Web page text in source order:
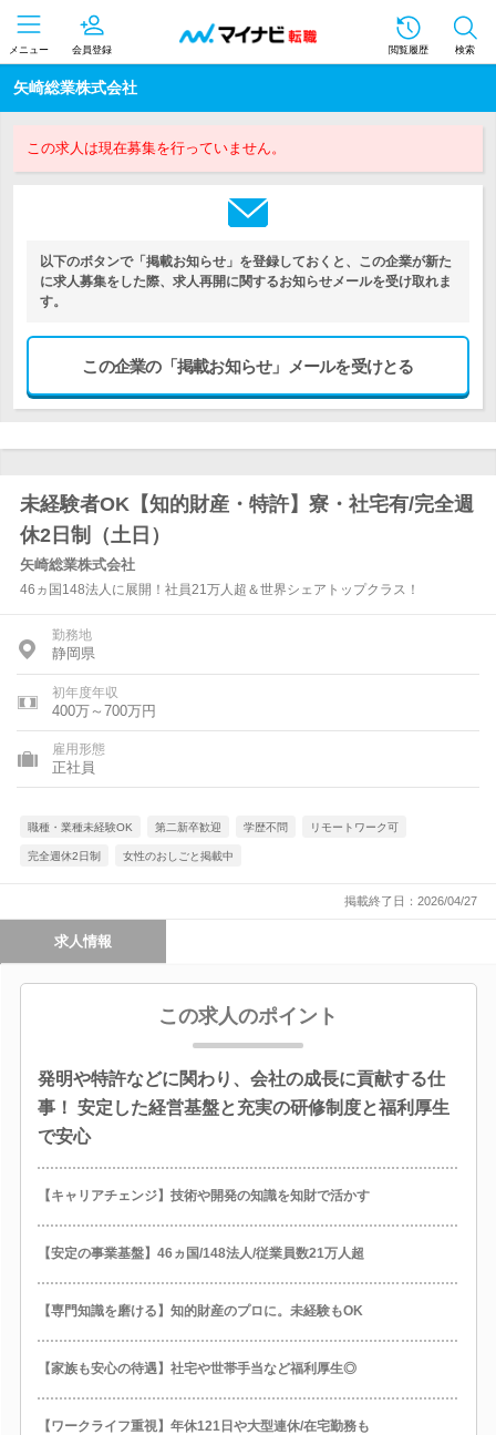
メニュー 会員登録 閲覧履歴 検索
矢崎総業株式会社
この求人は現在募集を行っていません。
以下のボタンで「掲載お知らせ」を登録しておくと、この企業が新た
に求人募集をした際、求人再開に関するお知らせメールを受け取れま
す。
この企業の「掲載お知らせ」メールを受けとる
未経験者OK【知的財産・特許】寮・社宅有/完全週
休2日制（土日）
矢崎総業株式会社
46ヵ国148法人に展開！社員21万人超＆世界シェアトップクラス！
勤務地
静岡県
初年度年収
400万～700万円
雇用形態
正社員
職種・業種未経験OK 第二新卒歓迎 学歴不問 リモートワーク可
完全週休2日制 女性のおしごと掲載中
掲載終了日：2026/04/27
求人情報
この求人のポイント
発明や特許などに関わり、会社の成長に貢献する仕
事！ 安定した経営基盤と充実の研修制度と福利厚生
で安心
【キャリアチェンジ】技術や開発の知識を知財で活かす
【安定の事業基盤】46ヵ国/148法人/従業員数21万人超
【専門知識を磨ける】知的財産のプロに。未経験もOK
【家族も安心の待遇】社宅や世帯手当など福利厚生◎
【ワークライフ重視】年休121日や大型連休/在宅勤務も